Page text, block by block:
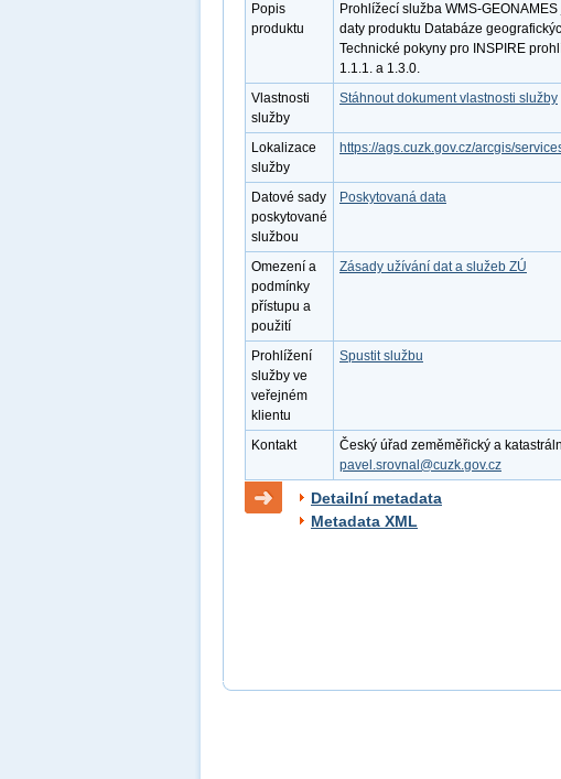
Popis
produktu
Prohlížecí služba WMS-
daty produktu Databáze
Technické pokyny pro INSPIRE
1.1.1. a 1.3.0.
Vlastnosti
služby
Stáhnout dokument vlastnosti služby
Lokalizace
služby
https://ags.cuzk.gov.cz/arcgis/
Datové sady
poskytované
službou
Poskytovaná data
Omezení a
podmínky
přístupu a
použití
Zásady užívání dat a služeb ZÚ
Prohlížení
služby ve
veřejném
klientu
Spustit službu
Kontakt
Český úřad zeměměřický a
pavel.srovnal@cuzk.gov.cz
Detailní metadata
Metadata XML